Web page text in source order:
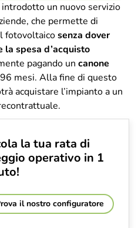
introdotto un nuovo servizio
che permette di
fotovoltaicosenza dover
spesa d’acquisto
pagando un canone
mesi. Alla fine di questo
acquistare l’impianto a un
la tua rata di
operativo in 1
il nostro configuratore